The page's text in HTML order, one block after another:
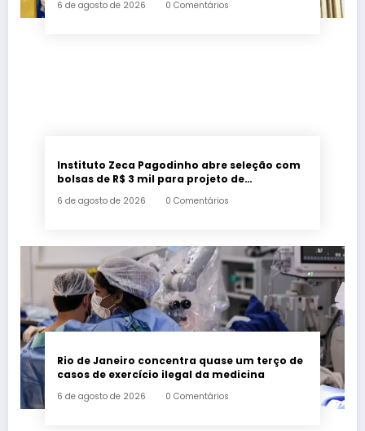
6 de agosto de 2026 0 Comentários
Instituto Zeca Pagodinho abre seleção com
bolsas de R$ 3 mil para projeto de
Caxias
6 de agosto de 2026 0 Comentários
Rio de Janeiro concentra quase um terço de
casos de exercício ilegal da medicina
6 de agosto de 2026 0 Comentários